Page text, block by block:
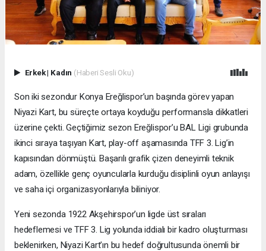
Erkek| Kadın (Haberi Sesli Oku)
Son iki sezondur Konya Ereğlispor’un başında görev yapan
Niyazi Kart, bu süreçte ortaya koyduğu performansla dikkatleri
üzerine çekti. Geçtiğimiz sezon Ereğlispor’u BAL Ligi grubunda
ikinci sıraya taşıyan Kart, play-off aşamasında TFF 3. Lig’in
kapısından dönmüştü. Başarılı grafik çizen deneyimli teknik
adam, özellikle genç oyuncularla kurduğu disiplinli oyun anlayışı
ve saha içi organizasyonlarıyla biliniyor.
Yeni sezonda 1922 Akşehirspor’un ligde üst sıraları
hedeflemesi ve TFF 3. Lig yolunda iddialı bir kadro oluşturması
beklenirken, Niyazi Kart’ın bu hedef doğrultusunda önemli bir